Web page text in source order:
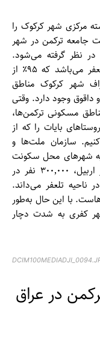
۱۹۵۷، ترکمن‌‌ها، ۴۰٪ هسته مرکزی شهر کرکوک را
جامعه ترکمن در شهر
در نظر گرفته می‌شود.
دومین شهر بزرگ ترکمن‌نشین عراق، نیز تلعفر می‌باشد که ۹۵٪ از
شهر کرکوک مناطق
وجود دارد. وقتی
مسکونی ترکمن‌‌ها،
بایات را که از
سازمان ملت‌‌ها و
شهر‌های محل سکونت
را ۱۸۰٬۰۰۰ نفر در کرکوک، ۲۵۰٬۰۰۰ نفر در اربیل، ۳۰۰٬۰۰۰ نفر در
در موصل و ۲۲۷٬۰۰۰ نفر در ناحیه تلعفر می‌داند.
با این حال به‌طور
کفری به شدت دچار
در عراق